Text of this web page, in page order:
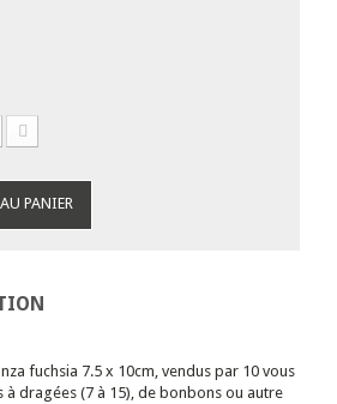
PANIER
fuchsia 7.5 x 10cm, vendus par 10 vous
à dragées (7 à 15), de bonbons ou autre